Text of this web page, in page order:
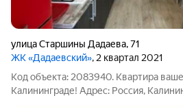
улица Старшины Дадаева,71
ЖК «Дадаевский», 2 квартал 2021
Код объекта: 2083940. Квартира
Калининграде! Адрес: Россия, Калининград, улица Старшины